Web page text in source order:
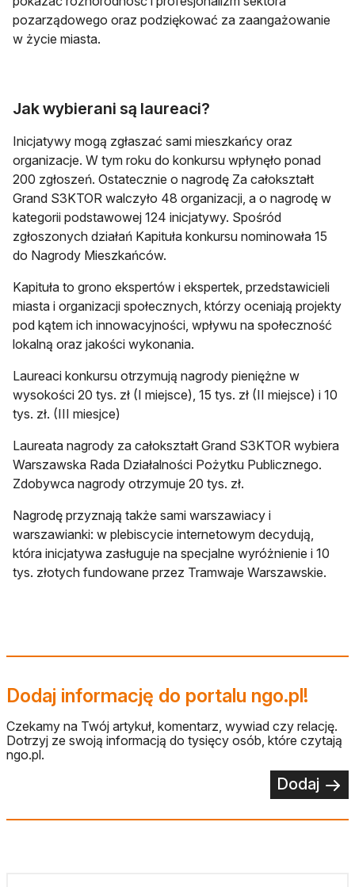
pozarządowego oraz podziękować za zaangażowanie
w życie miasta.
Jak wybierani są laureaci?
Inicjatywy mogą zgłaszać sami mieszkańcy oraz
organizacje. W tym roku do konkursu wpłynęło ponad
200 zgłoszeń. Ostatecznie o nagrodę Za całokształt
Grand S3KTOR walczyło 48 organizacji, a o nagrodę w
kategorii podstawowej 124 inicjatywy. Spośród
zgłoszonych działań Kapituła konkursu nominowała 15
do Nagrody Mieszkańców.
Kapituła to grono ekspertów i ekspertek, przedstawicieli
miasta i organizacji społecznych, którzy oceniają projekty
pod kątem ich innowacyjności, wpływu na społeczność
lokalną oraz jakości wykonania.
Laureaci konkursu otrzymują nagrody pieniężne w
wysokości 20 tys. zł (I miejsce), 15 tys. zł (II miejsce) i 10
tys. zł. (III miesjce)
Laureata nagrody za całokształt Grand S3KTOR wybiera
Warszawska Rada Działalności Pożytku Publicznego.
Zdobywca nagrody otrzymuje 20 tys. zł.
Nagrodę przyznają także sami warszawiacy i
warszawianki: w plebiscycie internetowym decydują,
która inicjatywa zasługuje na specjalne wyróżnienie i 10
tys. złotych fundowane przez Tramwaje Warszawskie.
Dodaj informację do portalu ngo.pl!
Czekamy na Twój artykuł, komentarz, wywiad czy relację.
Dotrzyj ze swoją informacją do tysięcy osób, które czytają
ngo.pl.
Dodaj